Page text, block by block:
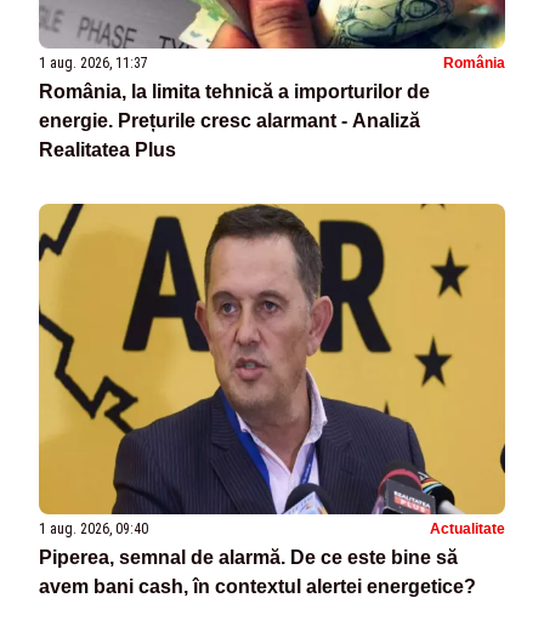
1 aug. 2026, 11:37 România
România, la limita tehnică a importurilor de
energie. Prețurile cresc alarmant - Analiză
Realitatea Plus
1 aug. 2026, 09:40 Actualitate
Piperea, semnal de alarmă. De ce este bine să
avem bani cash, în contextul alertei energetice?